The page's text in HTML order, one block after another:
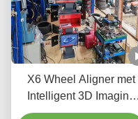
X6 Wheel Aligner met
Intelligent 3D Imaging
Double Screens en Real